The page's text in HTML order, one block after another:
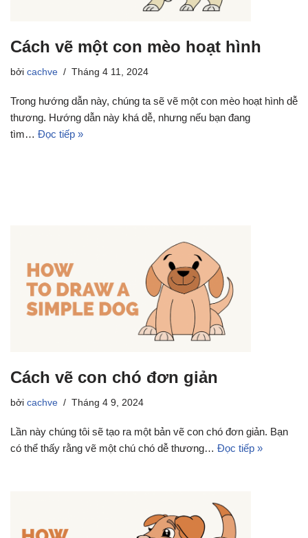
Cách vẽ một con mèo hoạt hình
bởi cachve Tháng 4 11, 2024
Trong hướng dẫn này, chúng ta sẽ vẽ một con mèo hoạt hình dễ
thương. Hướng dẫn này khá dễ, nhưng nếu bạn đang
tìm… Đọc tiếp »
Cách vẽ con chó đơn giản
bởi cachve Tháng 4 9, 2024
Lần này chúng tôi sẽ tạo ra một bản vẽ con chó đơn giản. Bạn
có thể thấy rằng vẽ một chú chó dễ thương… Đọc tiếp »